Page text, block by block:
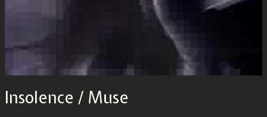
Insolence / Muse